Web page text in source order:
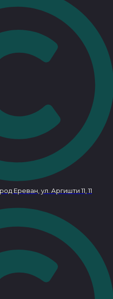
Ереван, ул. Аргишти 11, 11